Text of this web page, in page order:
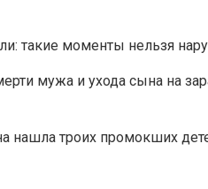
такие моменты нельзя
мужа и ухода сына на
троих промокших